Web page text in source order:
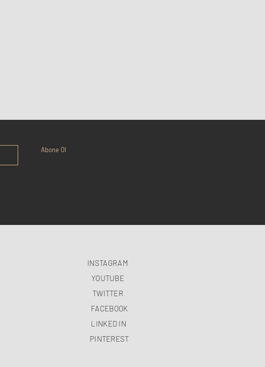
Abone Ol
INSTAGRAM
YOUTUBE
TWITTER
FACEBOOK
LINKED IN
PINTEREST